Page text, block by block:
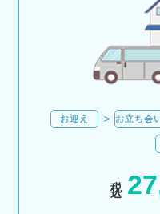
お迎え お立ち会